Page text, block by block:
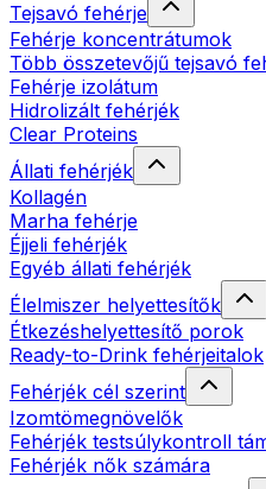
Tejsavó fehérje
Fehérje koncentrátumok
Több összetevőjű tejsavó
Fehérje izolátum
Hidrolizált fehérjék
Clear Proteins
Állati fehérjék
Kollagén
Marha fehérje
Éjjeli fehérjék
Egyéb állati fehérjék
Élelmiszer helyettesítők
Étkezéshelyettesítő porok
Ready-to-Drink fehérjeitalok
Fehérjék cél szerint
Izomtömegnövelők
Fehérjék testsúlykontroll
Fehérjék nők számára